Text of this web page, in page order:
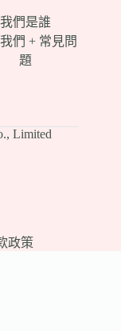
我們是誰
們 + 常見問
題
Limited
政策